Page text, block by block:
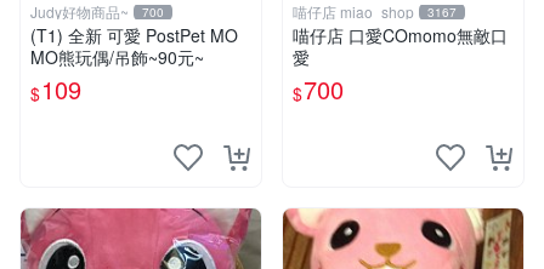
Judy好物商品~ 700
(T1) 全新 可愛 PostPet MO
MO熊玩偶/吊飾~90元~
$109
喵仔店 miao_shop 3167
喵仔店 口愛COmomo無敵口
愛
$700